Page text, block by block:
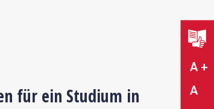
A +
A
für ein Studium in